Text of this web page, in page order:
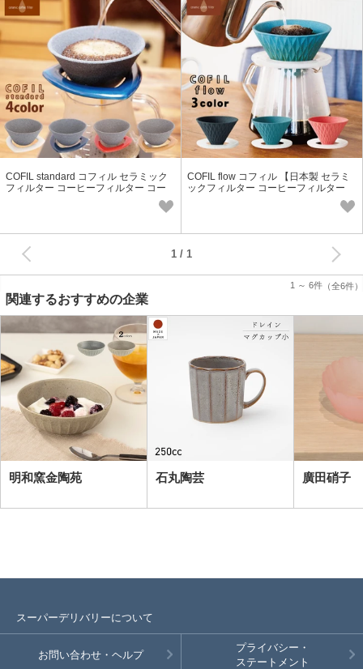
COFIL standard コフィル セラミック
フィルター コーヒーフィルター コー
COFIL flow コフィル 【日本製 セラミ
ックフィルター コーヒーフィルター
1 ～ 6件 （全6件）
1
関連するおすすめの企業
明和窯金陶苑 石丸陶芸 廣田硝子
スーパーデリバリーについて
お問い合わせ・ヘルプ
プライバシー・
ステートメント